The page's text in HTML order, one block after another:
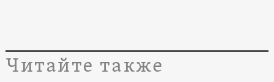
Читайте также